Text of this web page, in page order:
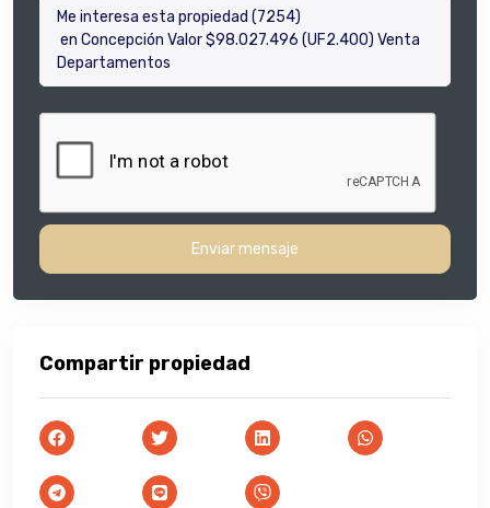
Enviar mensaje
Compartir propiedad